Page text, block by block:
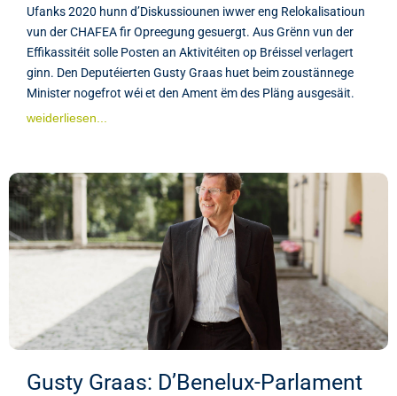
Ufanks 2020 hunn d’Diskussiounen iwwer eng Relokalisatioun
vun der CHAFEA fir Opreegung gesuergt. Aus Grënn vun der
Effikassitéit solle Posten an Aktivitéiten op Bréissel verlagert
ginn. Den Deputéierten Gusty Graas huet beim zoustännege
Minister nogefrot wéi et den Ament ëm des Pläng ausgesäit.
weiderliesen...
Gusty Graas: D’Benelux-Parlament